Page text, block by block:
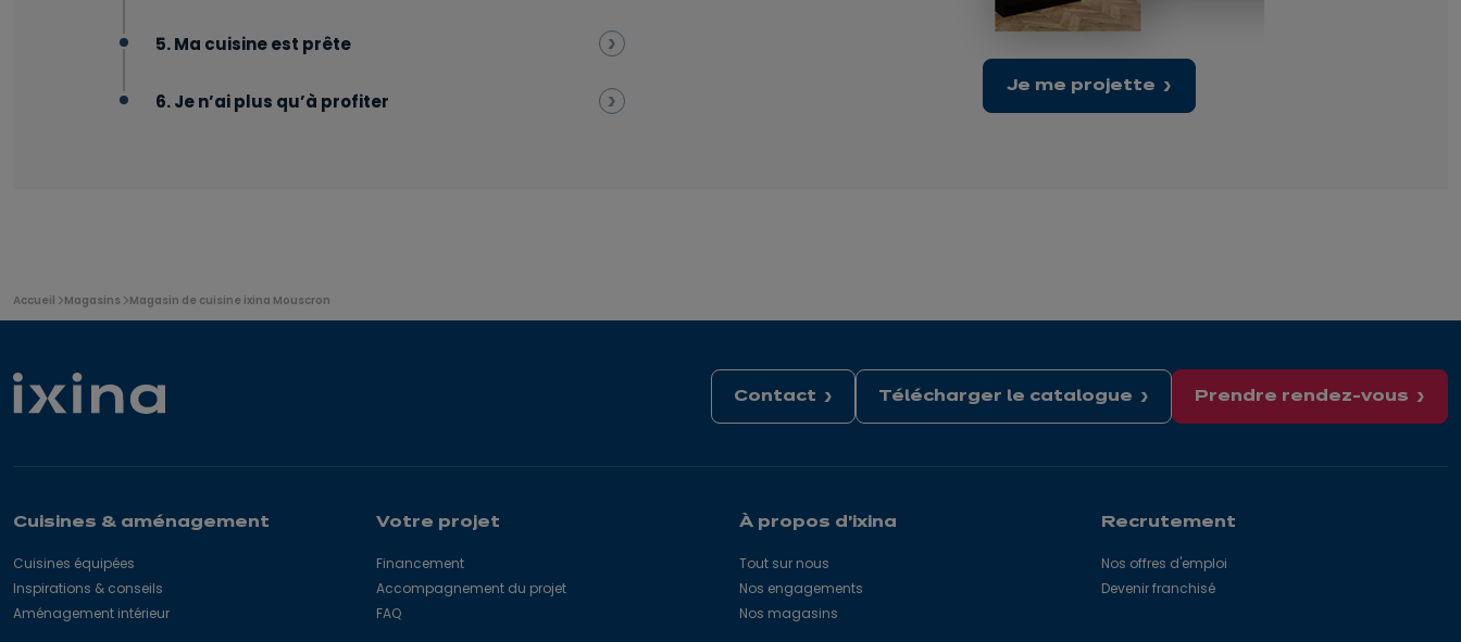
5. Ma cuisine est prête
6. Je n’ai plus qu’à profiter
Je me projette
Vous
êtes
Accueil Magasins Magasin de cuisine ixina Mouscron
Contact Télécharger le catalogue Prendre rendez-vous
Cuisines & aménagement
Cuisines équipées
Inspirations & conseils
Aménagement intérieur
Votre projet
Financement
Accompagnement du projet
FAQ
À propos d'ixina
Tout sur nous
Nos engagements
Nos magasins
Recrutement
Nos offres d'emploi
Devenir franchisé